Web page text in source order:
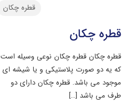
قطره چکان
قطره چکان
قطره چکان قطره چکان نوعی وسیله است
که یه دو صورت پلاستیکی و یا شیشه ای
موجود می باشد. قطره چکان دارای دو
طرف می باشد […]